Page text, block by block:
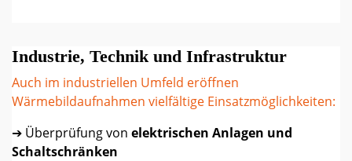
Industrie, Technik und Infrastruktur
Auch im industriellen Umfeld eröffnen
Wärmebildaufnahmen vielfältige Einsatzmöglichkeiten:
➔ Überprüfung von elektrischen Anlagen und
Schaltschränken